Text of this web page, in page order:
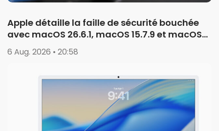
Apple détaille la faille de sécurité bouchée
avec macOS 26.6.1, macOS 15.7.9 et macOS
14.8.9
6 Aug. 2026 • 20:58